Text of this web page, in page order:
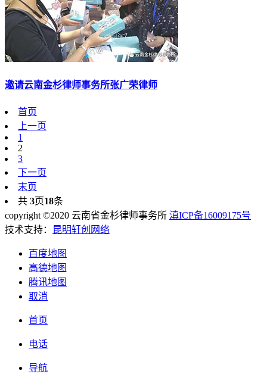
邀请云南金杉律师事务所张广荣律师
首页
上一页
1
2
3
下一页
末页
共 3页18条
copyright ©2020 云南省金杉律师事务所 滇ICP备16009175号
技术支持：
昆明轩创网络
百度地图
高德地图
腾讯地图
取消
首页
电话
导航